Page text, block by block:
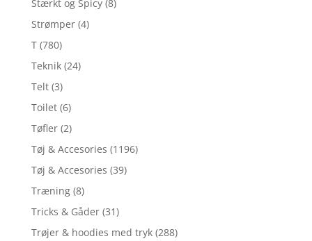
Stærkt og Spicy (8)
Strømper (4)
T (780)
Teknik (24)
Telt (3)
Toilet (6)
Tøfler (2)
Tøj & Accesories (1196)
Tøj & Accesories (39)
Træning (8)
Tricks & Gåder (31)
Trøjer & hoodies med tryk (288)